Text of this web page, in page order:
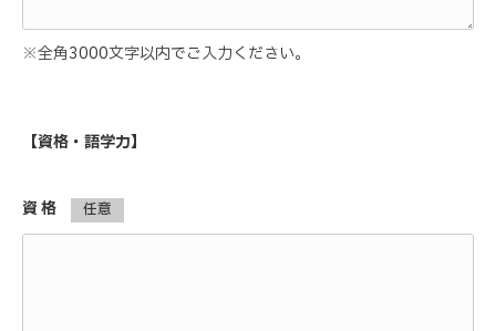
※全角3000文字以内でご入力ください。
【資格・語学力】
資 格 任意